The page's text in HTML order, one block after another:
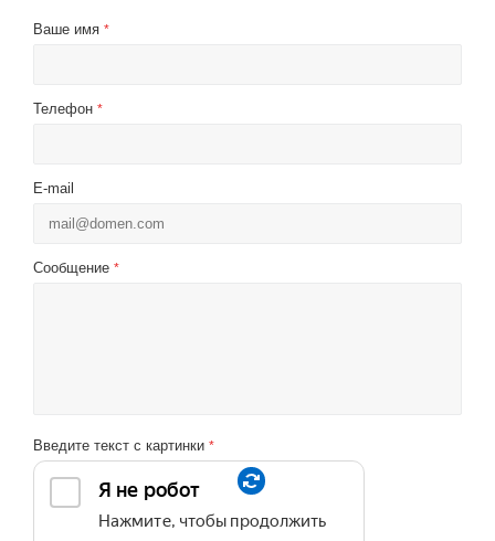
Ваше имя *
Телефон *
E-mail
Сообщение *
Введите текст с картинки *